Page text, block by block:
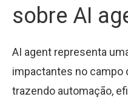
sobre AI
AI agent representa
impactantes no campo
trazendo automação,